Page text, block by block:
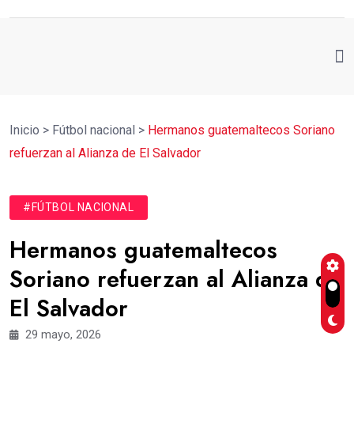
Inicio > Fútbol nacional > Hermanos guatemaltecos Soriano
refuerzan al Alianza de El Salvador
#FÚTBOL NACIONAL
Hermanos guatemaltecos
Soriano refuerzan al Alianza de
El Salvador
29 mayo, 2026